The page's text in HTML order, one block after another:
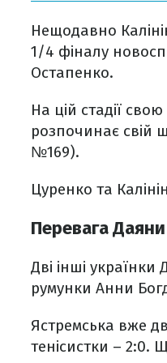
Нещодавно
1/4 фіналу
Остапенко.
На цій стадії
розпочинає свій
№169).
Цуренко та
Перевага
Дві інші
румунки Анни
Ястремська вже
тенісистки – 2:0.